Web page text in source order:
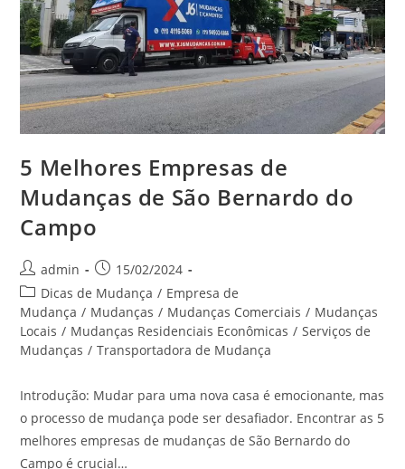
5 Melhores Empresas de
Mudanças de São Bernardo do
Campo
admin
15/02/2024
Dicas de Mudança / Empresa de
Mudança / Mudanças / Mudanças Comerciais / Mudanças
Locais / Mudanças Residenciais Econômicas / Serviços de
Mudanças / Transportadora de Mudança
Introdução: Mudar para uma nova casa é emocionante, mas
o processo de mudança pode ser desafiador. Encontrar as 5
melhores empresas de mudanças de São Bernardo do
Campo é crucial…